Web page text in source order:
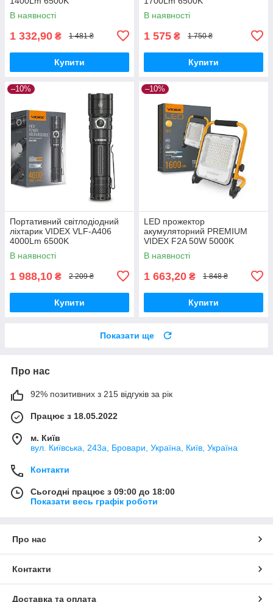
В наявності
1 332,90 ₴ 1 481 ₴
Купити
В наявності
1 575 ₴ 1 750 ₴
Купити
–10%
Портативний світлодіодний
ліхтарик VIDEX VLF-A406
4000Lm 6500K
В наявності
1 988,10 ₴ 2 209 ₴
Купити
–10%
LED прожектор
акумуляторний PREMIUM
VIDEX F2A 50W 5000K
В наявності
1 663,20 ₴ 1 848 ₴
Купити
Показати ще
Про нас
92% позитивних з 215 відгуків за рік
Працює з 18.05.2022
м. Київ
вул. Київська, 243а, Бровари, Україна, Київ, Україна
Контакти
Сьогодні працює з 09:00 до 18:00
Показати весь графік роботи
Про нас
Контакти
Доставка та оплата